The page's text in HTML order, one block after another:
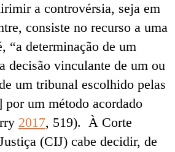
a controvérsia, seja em
consiste no recurso a uma
“a determinação de um
decisão vinculante de um ou
um tribunal escolhido pelas
por um método acordado
2017, 519). À Corte
(CIJ) cabe decidir, de